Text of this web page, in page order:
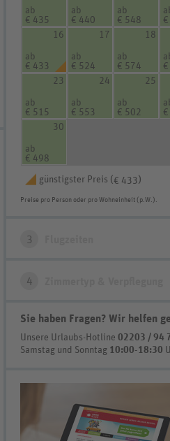
ab
€ 435
ab
€ 440
ab
€ 548
16
ab
€ 433
17
ab
€ 524
18
ab
€ 574
23
ab
€ 515
24
ab
€ 553
25
ab
€ 502
30
ab
€ 498
günstigster Preis ( € 433 )
Preise pro Person oder pro Wohneinheit (p.W.).
3
4
Sie haben Fragen? Wir helfen
Unsere Urlaubs-Hotline 02203 / 94
Samstag und Sonntag 10:00-18:30